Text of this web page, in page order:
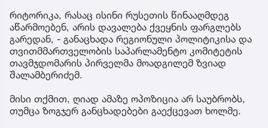
რიტორიკა, რასაც ისინი რუსეთის წინააღმდეგ
აწარმოებენ, არის დავალება ქვეყნის ფარგლებს
გარედან, - განაცხადა რეგიონული პოლიტიკისა და
თვითმმართველობის საპარლამენტო კომიტეტის
თავმჯდომარის პირველმა მოადგილემ ზვიად
შალამბერიძემ.
მისი თქმით, ღიად ამაზე ოპოზიცია არ საუბრობს,
თუმცა ზოგჯერ განცხადებები გაექცევათ ხოლმე.